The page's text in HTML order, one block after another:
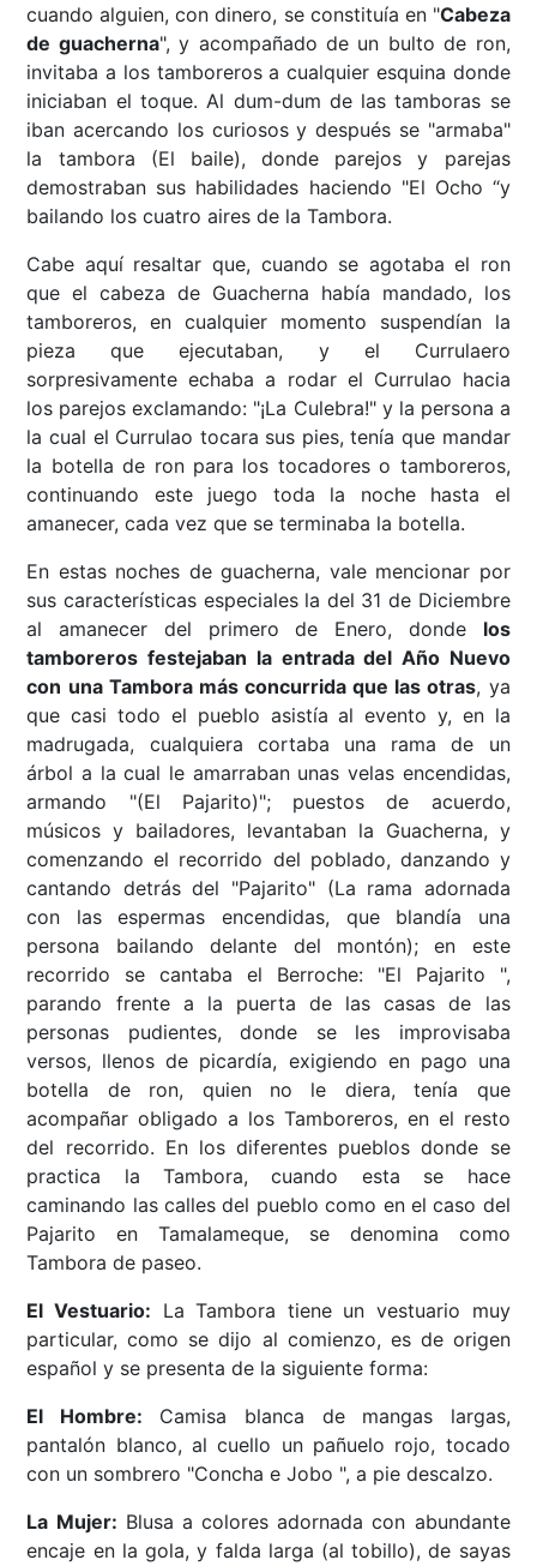
cuando alguien, con dinero, se constituía en "Cabeza
de guacherna", y acompañado de un bulto de ron,
invitaba a los tamboreros a cualquier esquina donde
iniciaban el toque. Al dum-dum de las tamboras se
iban acercando los curiosos y después se "armaba"
la tambora (El baile), donde parejos y parejas
demostraban sus habilidades haciendo "El Ocho “y
bailando los cuatro aires de la Tambora.
Cabe aquí resaltar que, cuando se agotaba el ron
que el cabeza de Guacherna había mandado, los
tamboreros, en cualquier momento suspendían la
pieza que ejecutaban, y el Currulaero
sorpresivamente echaba a rodar el Currulao hacia
los parejos exclamando: "¡La Culebra!" y la persona a
la cual el Currulao tocara sus pies, tenía que mandar
la botella de ron para los tocadores o tamboreros,
continuando este juego toda la noche hasta el
amanecer, cada vez que se terminaba la botella.
En estas noches de guacherna, vale mencionar por
sus características especiales la del 31 de Diciembre
al amanecer del primero de Enero, donde los
tamboreros festejaban la entrada del Año Nuevo
con una Tambora más concurrida que las otras, ya
que casi todo el pueblo asistía al evento y, en la
madrugada, cualquiera cortaba una rama de un
árbol a la cual le amarraban unas velas encendidas,
armando "(El Pajarito)"; puestos de acuerdo,
músicos y bailadores, levantaban la Guacherna, y
comenzando el recorrido del poblado, danzando y
cantando detrás del "Pajarito" (La rama adornada
con las espermas encendidas, que blandía una
persona bailando delante del montón); en este
recorrido se cantaba el Berroche: "El Pajarito ",
parando frente a la puerta de las casas de las
personas pudientes, donde se les improvisaba
versos, llenos de picardía, exigiendo en pago una
botella de ron, quien no le diera, tenía que
acompañar obligado a los Tamboreros, en el resto
del recorrido. En los diferentes pueblos donde se
practica la Tambora, cuando esta se hace
caminando las calles del pueblo como en el caso del
Pajarito en Tamalameque, se denomina como
Tambora de paseo.
El Vestuario: La Tambora tiene un vestuario muy
particular, como se dijo al comienzo, es de origen
español y se presenta de la siguiente forma:
El Hombre: Camisa blanca de mangas largas,
pantalón blanco, al cuello un pañuelo rojo, tocado
con un sombrero "Concha e Jobo ", a pie descalzo.
La Mujer: Blusa a colores adornada con abundante
encaje en la gola, y falda larga (al tobillo), de sayas